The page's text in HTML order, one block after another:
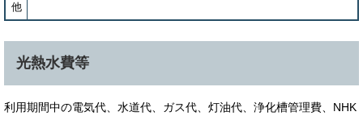
他
光熱水費等
利用期間中の電気代、水道代、ガス代、灯油代、浄化槽管理費、NHK